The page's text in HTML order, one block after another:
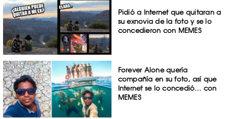
Pidió a Internet que quitaran a
su exnovia de la foto y se lo
concedieron con MEMES
Forever Alone quería
compañía en su foto, así que
Internet se lo concedió… con
MEMES